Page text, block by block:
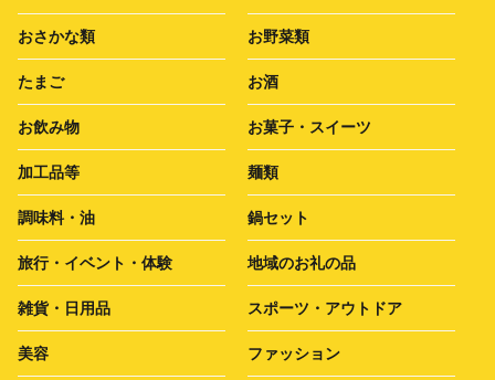
おさかな類 お野菜類
たまご お酒
お飲み物 お菓子・スイーツ
加工品等 麺類
調味料・油 鍋セット
旅行・イベント・体験 地域のお礼の品
雑貨・日用品 スポーツ・アウトドア
美容 ファッション